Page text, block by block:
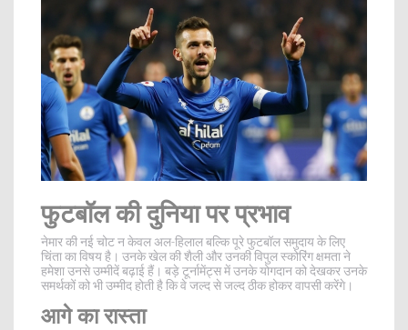
फुटबॉल की दुनिया पर प्रभाव
नेमार की नई चोट न केवल अल-हिलाल बल्कि पूरे फुटबॉल समुदाय के लिए
चिंता का विषय है। उनके खेल की शैली और उनकी विपुल स्कोरिंग क्षमता ने
हमेशा उनसे उम्मीदें बढ़ाई हैं। बड़े टूर्नामेंट्स में उनके योगदान को देखकर उनके
समर्थकों को भी उम्मीद होती है कि वे जल्द से जल्द ठीक होकर वापसी करेंगे।
आगे का रास्ता